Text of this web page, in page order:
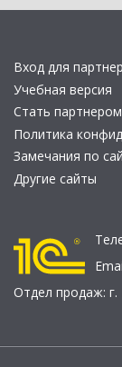
Вход для
Учебная версия
Стать партнером
Политика
Замечания по
Другие сайты
Отдел продаж: